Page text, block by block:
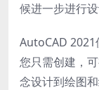
候进一步进行设
AutoCAD 2021
您只需创建，
念设计到绘图和